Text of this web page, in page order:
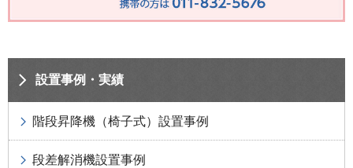
設置事例・実績
階段昇降機（椅子式）設置事例
段差解消機設置事例